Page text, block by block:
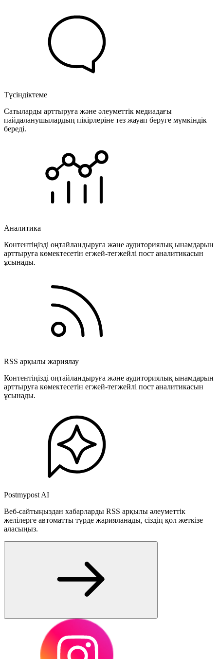
Түсіндіктеме
Сатыларды арттыруға және әлеуметтік медиадағы
пайдаланушылардың пікірлеріне тез жауап беруге мүмкіндік
береді.
Аналитика
Контентіңізді оңтайландыруға және аудиториялық ынамдарын
арттыруға көмектесетін егжей-тегжейлі пост аналитикасын
ұсынады.
RSS арқылы жариялау
Контентіңізді оңтайландыруға және аудиториялық ынамдарын
арттыруға көмектесетін егжей-тегжейлі пост аналитикасын
ұсынады.
Postmypost AI
Веб-сайтыңыздан хабарларды RSS арқылы әлеуметтік
желілерге автоматты түрде жарияланады, сіздің қол жеткізе
аласыңыз.